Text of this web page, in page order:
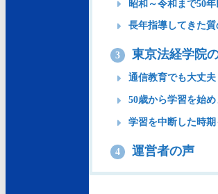
昭和～令和まで50
長年指導してきた
3 東京法経学院
通信教育でも大丈夫
50歳から学習を始め
学習を中断した時
4 運営者の声